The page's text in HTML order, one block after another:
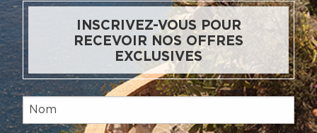
INSCRIVEZ-VOUS POUR
RECEVOIR NOS OFFRES
EXCLUSIVES